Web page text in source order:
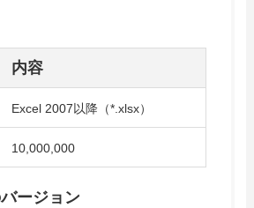
内容
Excel 2007以降（*.xlsx）
10,000,000
ージョン